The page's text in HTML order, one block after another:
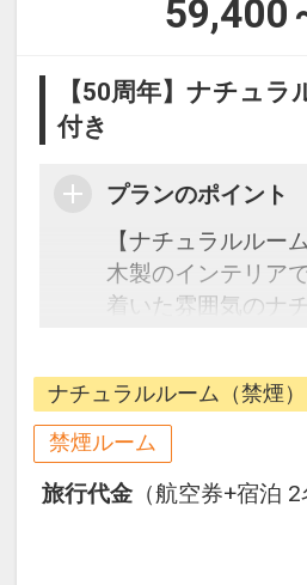
59,400
【50周年】ナチュ
付き
プランのポイント
【ナチュラルルーム
木製のインテリア
着いた雰囲気のナ
ション済み。くつ
でゆったりとお過
●朝食●
和洋ブッフェ
会場 1Ｆオール
ナチュラルルーム（禁煙）
禁煙ルーム
旅行代金 （航空券+宿泊